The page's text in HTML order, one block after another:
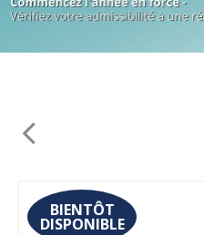
BIENTÔT
DISPONIBLE